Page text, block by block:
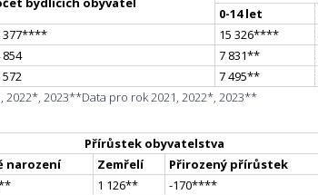
0-14 let
377**** 15 326****
854 7 831**
572 7 495**
2022*, 2023**Data pro rok 2021, 2022*, 2023**
Přírůstek obyvatelstva
narození Zemřelí Přirozený přírůstek
* 1 126** -170****